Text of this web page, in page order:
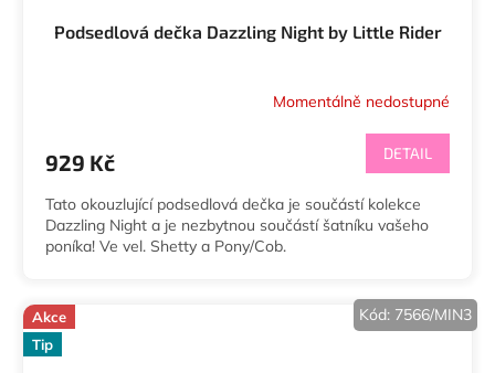
Podsedlová dečka Dazzling Night by Little Rider
je
z
5
hvězdiček.
Momentálně nedostupné
929 Kč DETAIL
Tato okouzlující podsedlová dečka je součástí kolekce
Dazzling Night a je nezbytnou součástí šatníku vašeho
poníka! Ve vel. Shetty a Pony/Cob.
Akce
Tip
Kód: 7566/MIN3